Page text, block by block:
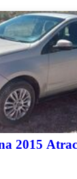
2015